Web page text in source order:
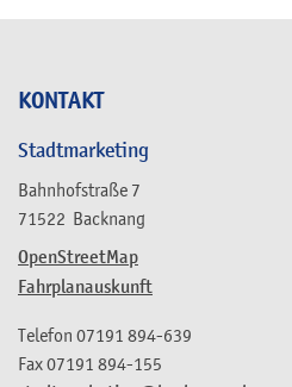
KONTAKT
Stadtmarketing
Bahnhofstraße 7
71522 Backnang
OpenStreetMap
Fahrplanauskunft
Telefon 07191 894-639
Fax07191 894-155